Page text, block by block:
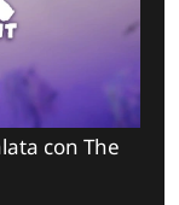
con The